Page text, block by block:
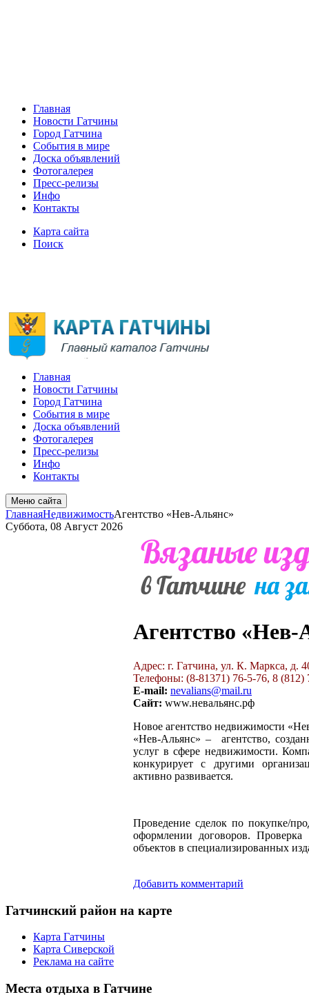
Главная
Новости Гатчины
Город Гатчина
События в мире
Доска объявлений
Фотогалерея
Пресс-релизы
Инфо
Контакты
Карта сайта
Поиск
Главная
Новости Гатчины
Город Гатчина
События в мире
Доска объявлений
Фотогалерея
Пресс-релизы
Инфо
Контакты
Меню сайта
ГлавнаяНедвижимостьАгентство «Нев-Альянс»
Суббота, 08 Август 2026
Агентство «Нев-
Адрес: г. Гатчина, ул. К. Маркса, д.
Телефоны: (8-81371) 76-5-76, 8 (812)
E-mail: nevalians@mail.ru
Сайт: www.невальянс.рф
Новое агентство недвижимости
«Нев-Альянс» – агентство,
услуг в сфере недвижимости.
конкурирует с другими
активно развивается.
Проведение сделок по покупке/
оформлении договоров. Проверка
объектов в специализированных
Добавить комментарий
Гатчинский район на карте
Карта Гатчины
Карта Сиверской
Реклама на сайте
Места отдыха в Гатчине